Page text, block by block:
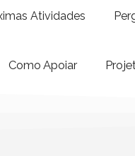
Atividades
Como Apoiar